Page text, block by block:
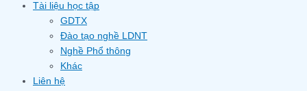
Tài liệu học tập
GDTX
Đào tạo nghề LDNT
Nghề Phổ thông
Khác
Liên hệ